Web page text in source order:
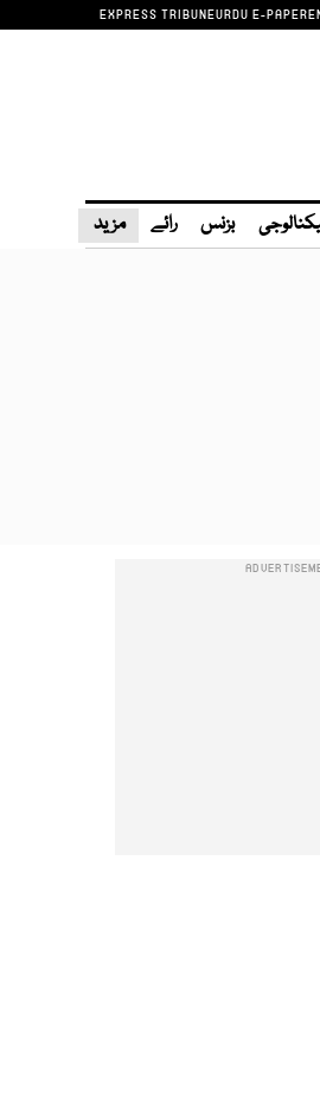
EXPRESS TRIBUNEURDU E-PAPER
بزنس رائے مزید